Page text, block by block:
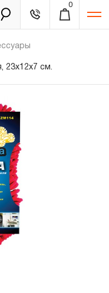
0
23x12x7 см.